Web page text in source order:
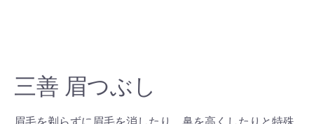
三善 眉つぶし